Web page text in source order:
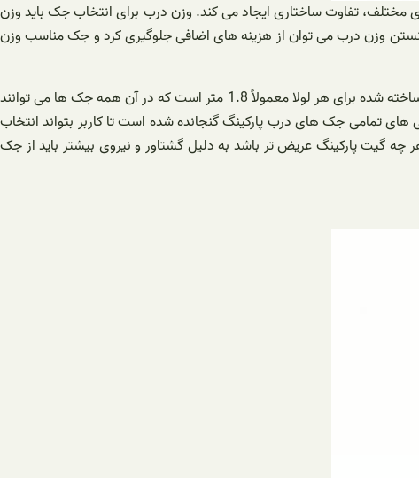
تفاوت ساختاری ایجاد می کند. وزن درب برای انتخاب جک باید وزن
وزن درب می توان از هزینه های اضافی جلوگیری کرد و جک مناسب وزن
می توان از جک های ارزان تری استفاده کرد. انتخاب محصولات داخلی برای درهای سبک کاملا مقرون به صرفه است. عرض در استاندارد درهای ساخته شده برای هر لولا معمولاً 1.8 متر است که در آن همه جک ها می توانند
های تمامی جک های درب پارکینگ گنجانده شده است تا کاربر بتواند انتخاب
از 500، 600 ردیف یا بیشتر استفاده می شود، در واقع هر چه گیت پارکینگ عریض تر باشد به دلیل گشتاور و نیروی بیشتر باید از جک